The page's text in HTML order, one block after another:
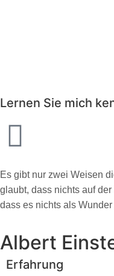
Lernen Sie mich
Es gibt nur zwei Weisen
glaubt, dass nichts auf
dass es nichts als Wunder
Albert
Erfahrung